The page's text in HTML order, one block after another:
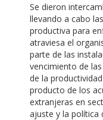
Se dieron
llevando a cabo
productiva para
atraviesa el
parte de las
vencimiento de
de la
producto de los
extranjeras en
ajuste y la política